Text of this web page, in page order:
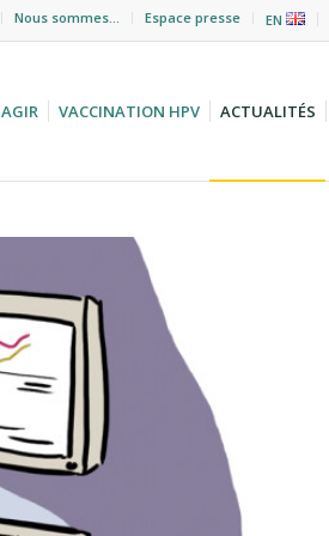
Nous sommes… Espace presse EN
AGIR VACCINATION HPV ACTUALITÉS